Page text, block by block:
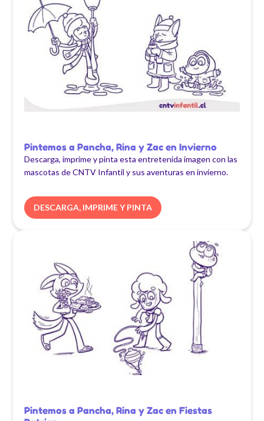
Pintemos a Pancha, Rina y Zac en Invierno
Descarga, imprime y pinta esta entretenida imagen con las
mascotas de CNTV Infantil y sus aventuras en invierno.
DESCARGA, IMPRIME Y PINTA
Pintemos a Pancha, Rina y Zac en Fiestas